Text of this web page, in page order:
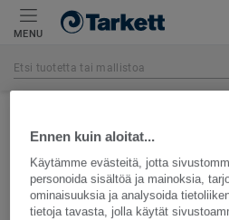
MENU
Kirjaudu tilillesi
Ennen kuin aloitat...
Käytämme evästeitä, jotta
personoida sisältöä ja mainoksia,
ominaisuuksia ja analysoida
tietoja tavasta, jolla käytät